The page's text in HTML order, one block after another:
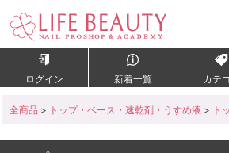
ログイン 新着一覧 カテ
全商品 > トップ・ベース・速乾剤・うすめ液 > ト